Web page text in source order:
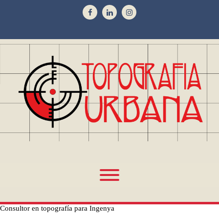
Consultor en topografía para Ingenya